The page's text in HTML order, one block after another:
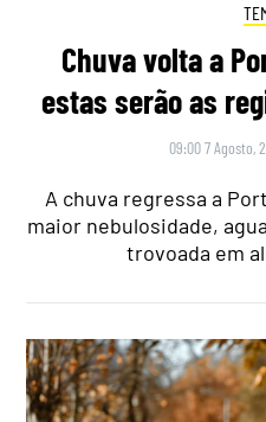
Chuva volta a
estas serão as
09:00 7 Agosto,
A chuva regressa a
maior nebulosidade,
trovoada em